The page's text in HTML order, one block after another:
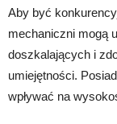
Aby być
mechaniczni mogą
doszkalających i
umiejętności.
wpływać na